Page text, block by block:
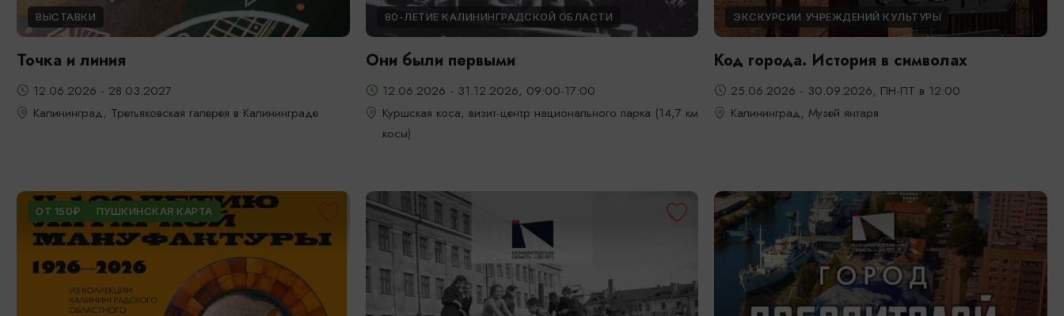
ВЫСТАВКИ
Точка и линия
12.06.2026 - 28.03.2027
Калининград, Третьяковская галерея в Калининграде
80-ЛЕТИЕ КАЛИНИНГРАДСКОЙ ОБЛАСТИ
Они были первыми
12.06.2026 - 31.12.2026, 09:00-17:00
Куршская коса, визит-центр национального парка (14,7 км
косы)
ЭКСКУРСИИ УЧРЕЖДЕНИЙ КУЛЬТУРЫ
Код города. История в символах
25.06.2026 - 30.09.2026, ПН-ПТ в 12:00
Калининград, Музей янтаря
ОТ 150₽ ПУШКИНСКАЯ КАРТА